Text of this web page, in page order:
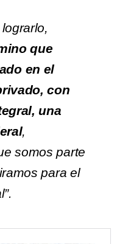
que
en el
con
una
,
somos parte
para el